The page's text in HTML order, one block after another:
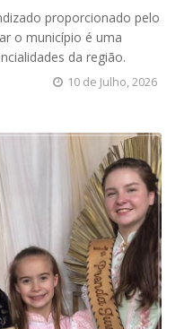
proporcionado pelo
o município é uma
da região.
10 de Julho, 2026